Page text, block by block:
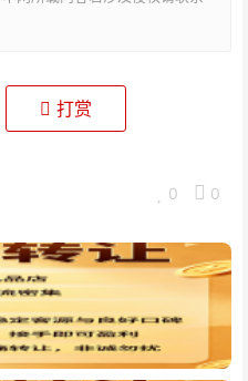
打赏
0 0